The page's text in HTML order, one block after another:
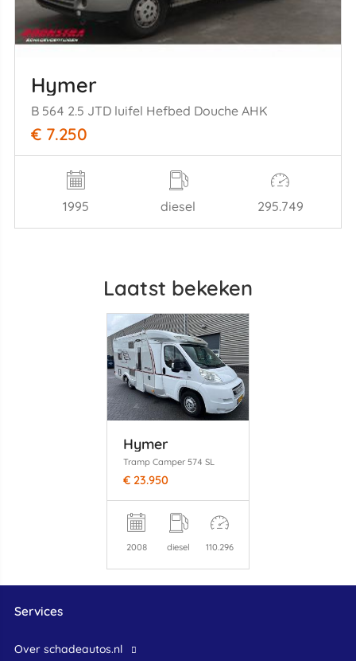
Hymer
B 564 2.5 JTD luifel Hefbed Douche AHK
€ 7.250
1995 diesel 295.749
Laatst bekeken
Hymer
Tramp Camper 574 SL
€ 23.950
2008 diesel 110.296
Services
Over schadeautos.nl